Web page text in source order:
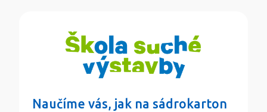
Naučíme vás, jak na sádrokarton